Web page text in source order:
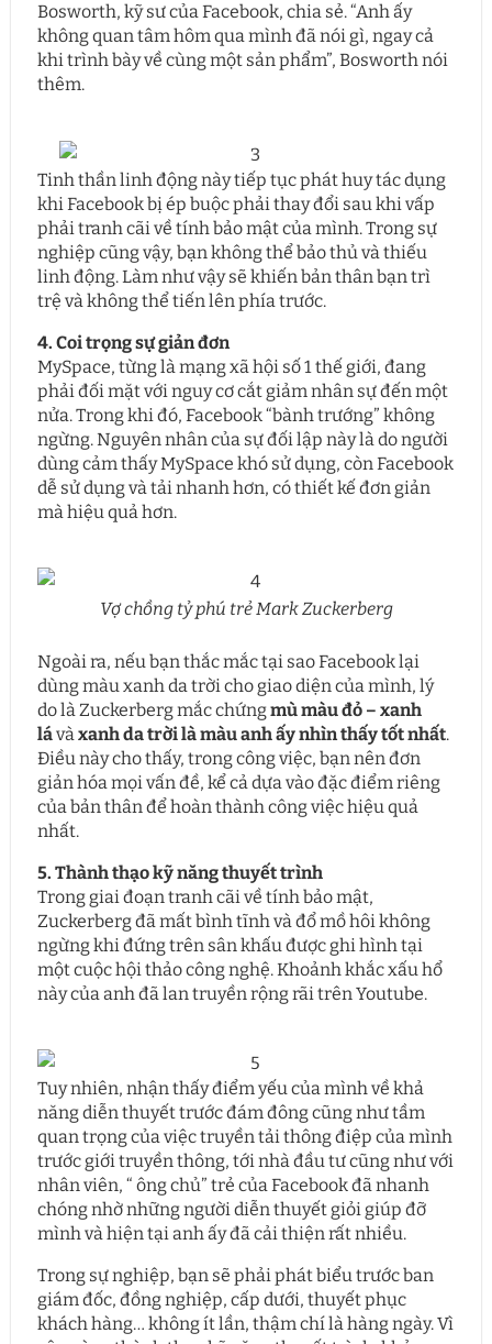
Bosworth, kỹ sư của Facebook, chia sẻ. “Anh ấy
không quan tâm hôm qua mình đã nói gì, ngay cả
khi trình bày về cùng một sản phẩm”, Bosworth nói
thêm.
Tinh thần linh động này tiếp tục phát huy tác dụng
khi Facebook bị ép buộc phải thay đổi sau khi vấp
phải tranh cãi về tính bảo mật của mình. Trong sự
nghiệp cũng vậy, bạn không thể bảo thủ và thiếu
linh động. Làm như vậy sẽ khiến bản thân bạn trì
trệ và không thể tiến lên phía trước.
4. Coi trọng sự giản đơn
MySpace, từng là mạng xã hội số 1 thế giới, đang
phải đối mặt với nguy cơ cắt giảm nhân sự đến một
nửa. Trong khi đó, Facebook “bành trướng” không
ngừng. Nguyên nhân của sự đối lập này là do người
dùng cảm thấy MySpace khó sử dụng, còn Facebook
dễ sử dụng và tải nhanh hơn, có thiết kế đơn giản
mà hiệu quả hơn.
Vợ chồng tỷ phú trẻMark Zuckerberg
Ngoài ra, nếu bạn thắc mắc tại sao Facebook lại
dùng màu xanh da trời cho giao diện của mình, lý
do là Zuckerberg mắc chứngmù màu đỏ – xanh
lávàxanh da trời là màu anh ấy nhìn thấy tốt nhất.
Điều này cho thấy, trong công việc, bạn nên đơn
giản hóa mọi vấn đề, kể cả dựa vào đặc điểm riêng
của bản thân để hoàn thành công việc hiệu quả
nhất.
5. Thành thạo kỹ năng thuyết trình
Trong giai đoạn tranh cãi về tính bảo mật,
Zuckerberg đã mất bình tĩnh và đổ mồ hôi không
ngừng khi đứng trên sân khấu được ghi hình tại
một cuộc hội thảo công nghệ. Khoảnh khắc xấu hổ
này của anh đã lan truyền rộng rãi trên Youtube.
Tuy nhiên, nhận thấy điểm yếu của mình về khả
năng diễn thuyết trước đám đông cũng như tầm
quan trọng của việc truyền tải thông điệp của mình
trước giới truyền thông, tới nhà đầu tư cũng như với
nhân viên, “ ông chủ” trẻ của Facebook đã nhanh
chóng nhờ những người diễn thuyết giỏi giúp đỡ
mình và hiện tại anh ấy đã cải thiện rất nhiều.
Trong sự nghiệp, bạn sẽ phải phát biểu trước ban
giám đốc, đồng nghiệp, cấp dưới, thuyết phục
khách hàng… không ít lần, thậm chí là hàng ngày. Vì